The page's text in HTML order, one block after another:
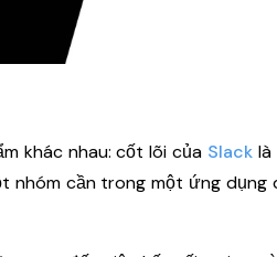
khác nhau: cốt lõi của Slack là
nhóm cần trong một ứng